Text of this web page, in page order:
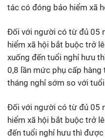
tác có đóng bảo hiểm xã
Đối với người có từ đủ 05
hiểm xã hội bắt buộc trở
xuống đến tuổi nghỉ hưu
0,8 lần mức phụ cấp
tháng nghỉ sớm so với
Đối với người có từ đủ 05
hiểm xã hội bắt buộc trở
đến tuổi nghỉ hưu thì